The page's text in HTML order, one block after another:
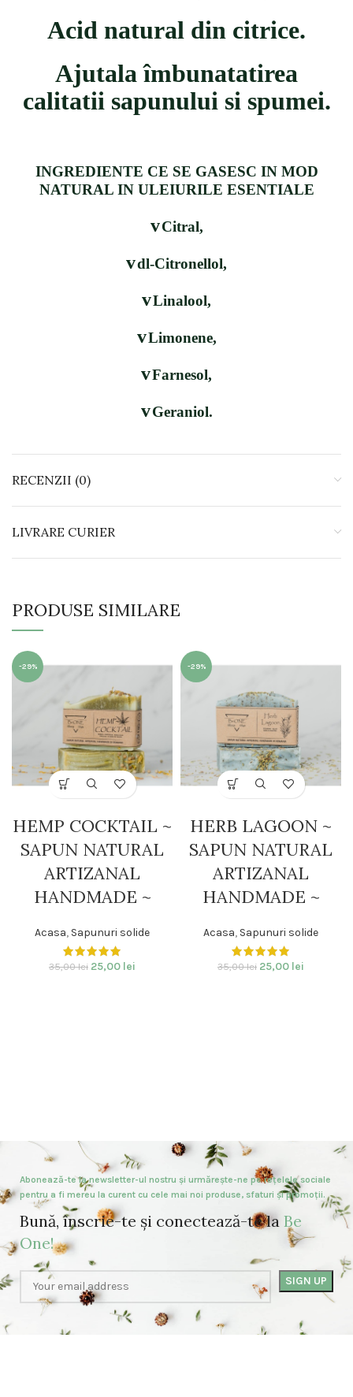
Acid natural din citrice.
Ajutalaîmbunatatirea
calitatii sapunului si spumei.
INGREDIENTE CE SE GASESC IN MOD
NATURAL IN ULEIURILE ESENTIALE
vCitral,
vdl-Citronellol,
vLinalool,
vLimonene,
vFarnesol,
vGeraniol.
RECENZII (0)
LIVRARE CURIER
PRODUSE SIMILARE
-29%
HEMP COCKTAIL ~
SAPUN NATURAL
ARTIZANAL
HANDMADE ~
Acasa, Sapunuri solide
35,00lei 25,00 lei
-29%
HERB LAGOON ~
SAPUN NATURAL
ARTIZANAL
HANDMADE ~
Acasa, Sapunuri solide
35,00lei 25,00 lei
Abonează-te la newsletter-ul nostru și urmărește-ne pe rețelele sociale
pentru a fi mereu la curent cu cele mai noi produse, sfaturi și promoții.
Bună, înscrie-te și conectează-te laBe
One!